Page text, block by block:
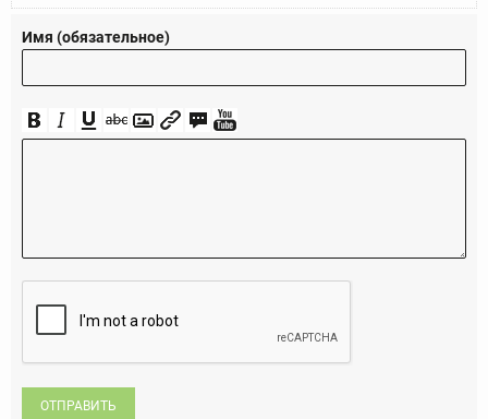
Имя (обязательное)
ОТПРАВИТЬ